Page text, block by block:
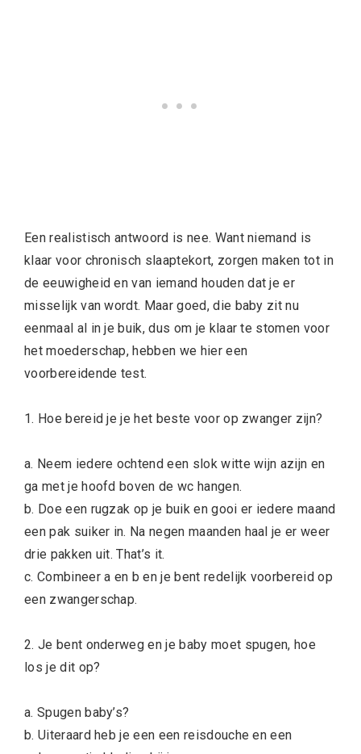
Een realistisch antwoord is nee. Want niemand is
klaar voor chronisch slaaptekort, zorgen maken tot in
de eeuwigheid en van iemand houden dat je er
misselijk van wordt. Maar goed, die baby zit nu
eenmaal al in je buik, dus om je klaar te stomen voor
het moederschap, hebben we hier een
voorbereidende test.
1. Hoe bereid je je het beste voor op zwanger zijn?
a. Neem iedere ochtend een slok witte wijn azijn en
ga met je hoofd boven de wc hangen.
b. Doe een rugzak op je buik en gooi er iedere maand
een pak suiker in. Na negen maanden haal je er weer
drie pakken uit. That’s it.
c. Combineer a en b en je bent redelijk voorbereid op
een zwangerschap.
2. Je bent onderweg en je baby moet spugen, hoe
los je dit op?
a. Spugen baby’s?
b. Uiteraard heb je een een reisdouche en een